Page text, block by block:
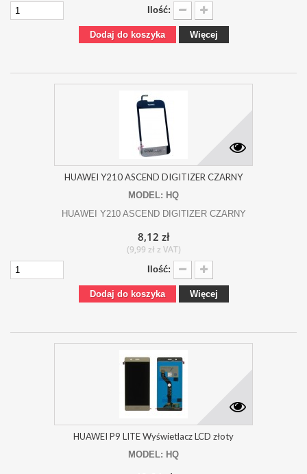
Ilość:
Dodaj do koszyka Więcej
HUAWEI Y210 ASCEND DIGITIZER CZARNY
MODEL: HQ
HUAWEI Y210 ASCEND DIGITIZER CZARNY
8,12 zł
(9,99 zł z VAT)
Ilość:
Dodaj do koszyka Więcej
HUAWEI P9 LITE Wyświetlacz LCD złoty
MODEL: HQ